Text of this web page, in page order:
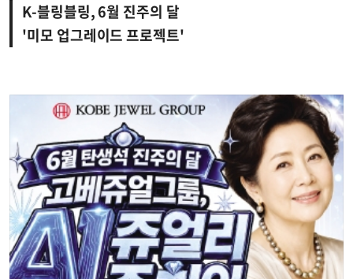
K-블링블링, 6월 진주의 달
'미모 업그레이드 프로젝트'